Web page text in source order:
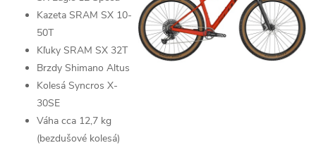
Kazeta SRAM SX 10-
50T
Kľuky SRAM SX 32T
Brzdy Shimano Altus
Kolesá Syncros X-
30SE
Váha cca 12,7 kg
(bezdušové kolesá)